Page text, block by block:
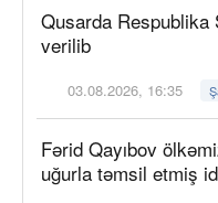
Qusarda Respublika
verilib
03.08.2026, 16:35
Fərid Qayıbov
uğurla təmsil etmiş